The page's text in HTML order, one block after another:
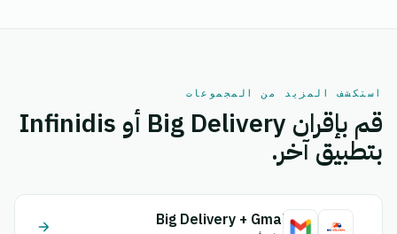
استكشف المزيد من المجموعات
قم بإقران Big Delivery أو Infinidis
بتطبيق آخر.
Big Delivery + Gmail